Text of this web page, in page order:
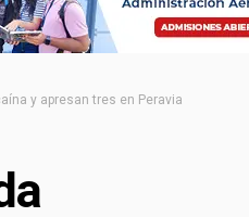
y apresan tres en Peravia